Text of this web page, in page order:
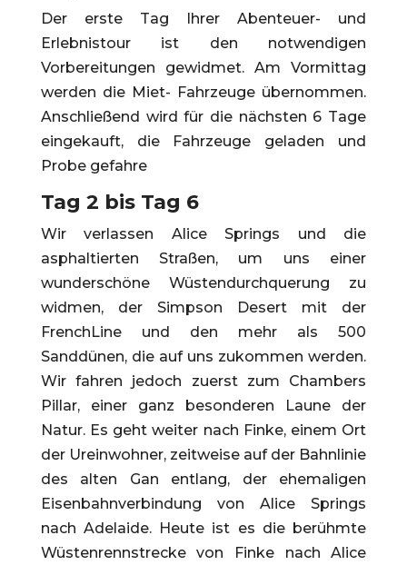
Der erste Tag Ihrer Abenteuer- und
Erlebnistour ist den notwendigen
Vorbereitungen gewidmet. Am Vormittag
werden die Miet- Fahrzeuge übernommen.
Anschließend wird für die nächsten 6 Tage
eingekauft, die Fahrzeuge geladen und
Probe gefahre
Tag 2 bis Tag 6
Wir verlassen Alice Springs und die
asphaltierten Straßen, um uns einer
wunderschöne Wüstendurchquerung zu
widmen, der Simpson Desert mit der
FrenchLine und den mehr als 500
Sanddünen, die auf uns zukommen werden.
Wir fahren jedoch zuerst zum Chambers
Pillar, einer ganz besonderen Laune der
Natur. Es geht weiter nach Finke, einem Ort
der Ureinwohner, zeitweise auf der Bahnlinie
des alten Gan entlang, der ehemaligen
Eisenbahnverbindung von Alice Springs
nach Adelaide. Heute ist es die berühmte
Wüstenrennstrecke von Finke nach Alice